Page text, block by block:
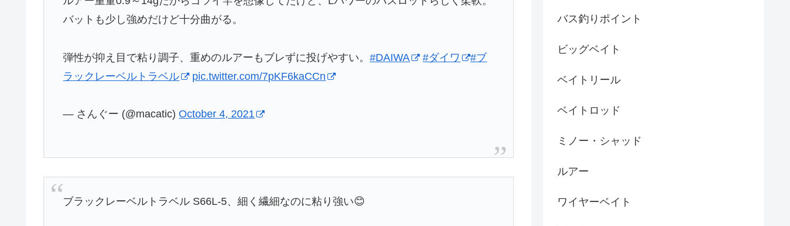
バットも少し強めだけど十分曲がる。
弾性が抑え目で粘り調子、重めのルアーもブレずに投げやすい。#DAIWA #ダイワ
#ブ
ラックレーベルトラベル
pic.twitter.com/7pKF6kaCCn
— さんぐー (@macatic)October 4, 2021
ブラックレーベルトラベル S66L-5、細く繊細なのに粘り強い😊
バス釣りポイント
ビッグベイト
ベイトリール
ベイトロッド
ミノー・シャッド
ルアー
ワイヤーベイト